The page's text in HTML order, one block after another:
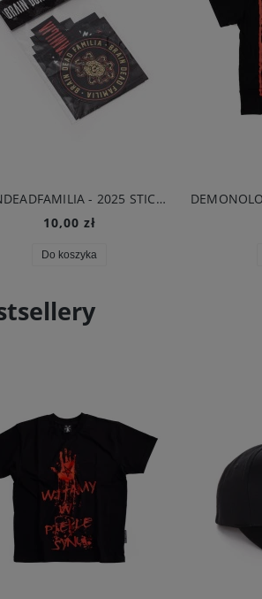
BRAINDEADFAMILIA - 2025 STICKER PACK
10,00 zł
Do koszyka